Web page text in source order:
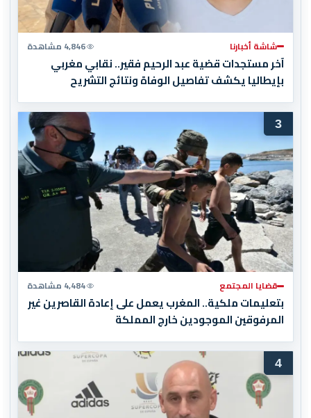
شاشة أخبارنا 4,846 مشاهدة
آخر مستجدات قضية عبد الرحيم فقير.. نقابي مغربي
بإيطاليا يكشف تفاصيل الوفاة ونتائج التشريح
3
قضايا المجتمع 4,484 مشاهدة
بتعليمات ملكية.. المغرب يعمل على إعادة القاصرين غير
المرفوقين الموجودين خارج المملكة
4